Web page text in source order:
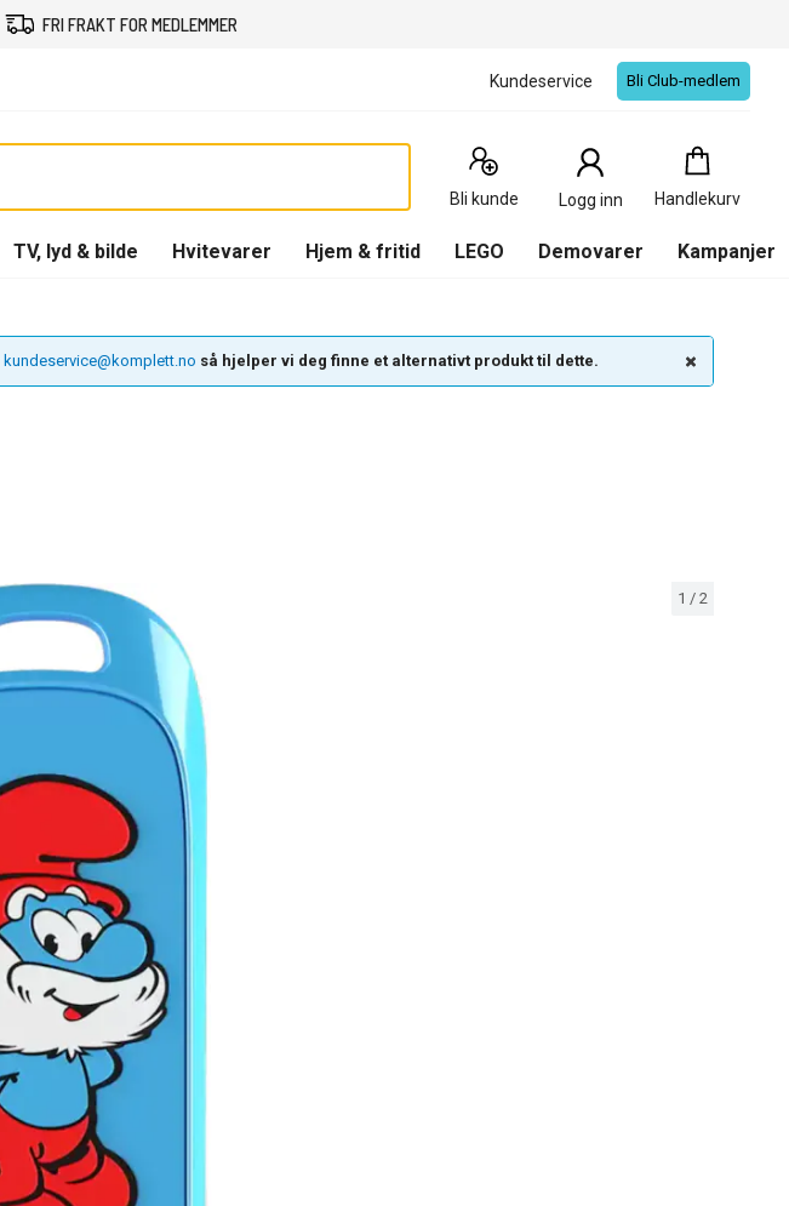
FRI FRAKT FOR MEDLEMMER
Kundeservice Bli Club-medlem
Bli kunde Logg inn Handlekurv
Handlekurv
0
Produkter
TV, lyd & bilde Hvitevarer Hjem & fritid LEGO Demovarer Kampanjer
kundeservice@komplett.no så hjelper vi deg finne et alternativt produkt til dette.
1 / 2